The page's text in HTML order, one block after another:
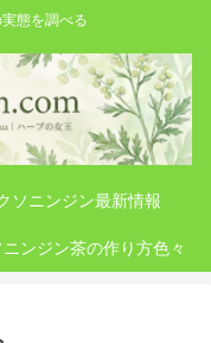
態を調べる
ソニンジン最新情報
ニンジン茶の作り方色々